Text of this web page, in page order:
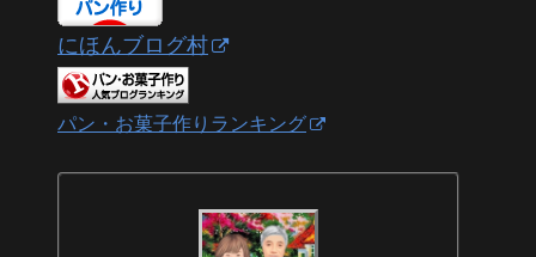
にほんブログ村
パン・お菓子作りランキング